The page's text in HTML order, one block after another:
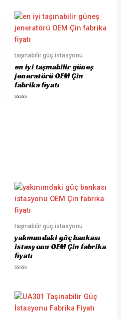
taşınabilir güç istasyonu
en iyi taşınabilir güneş
jeneratörü OEM Çin
fabrika fiyatı
taşınabilir güç istasyonu
yakınımdaki güç bankası
istasyonu OEM Çin fabrika
fiyatı
e
d
0
o